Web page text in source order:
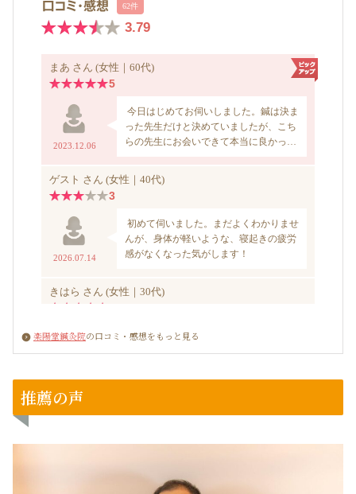
楽陽堂鍼灸院の口コミ・感想をもっと見る
推薦の声